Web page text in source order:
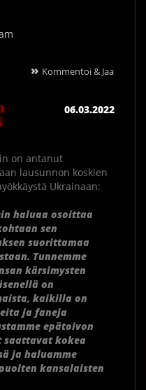
» Kommentoi & Jaa
06.03.2022
on antanut
lausunnon koskien
Ukrainaan:
haluaa osoittaa
sen
suorittamaa
Tunnemme
kärsimysten
on
kaikilla on
ja faneja
epätoivon
saattavat kokea
ja haluamme
kansalaisten